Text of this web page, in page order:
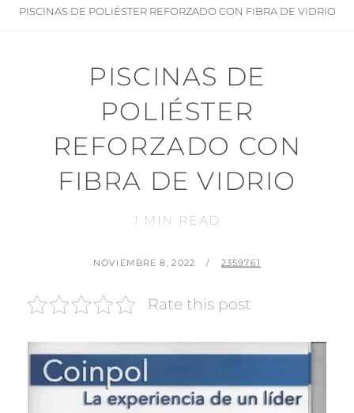
PISCINAS DE POLIÉSTER REFORZADO CON FIBRA DE VIDRIO
PISCINAS DE
POLIÉSTER
REFORZADO CON
FIBRA DE VIDRIO
1 MIN READ
NOVIEMBRE 8, 2022 2359761
Rate this post